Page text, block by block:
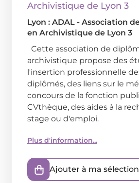
Archivistique de Lyon 3
Lyon : ADAL - Association
en Archivistique de Lyon 3
Cette association de
archivistique propose des
l'insertion professionnelle
diplômés, des liens sur le
concours de la fonction
CVthèque, des aides à la
stage ou d'emploi.
Plus d'information...
Ajouter à ma sélection